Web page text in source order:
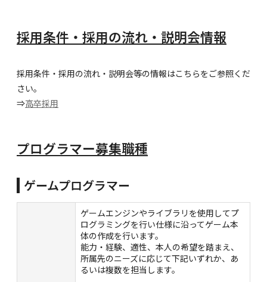
採用条件・採用の流れ・説明会情報
採用条件・採用の流れ・説明会等の情報はこちらをご参照くだ
さい。
⇒高卒採用
プログラマー募集職種
ゲームプログラマー
ゲームエンジンやライブラリを使用してプ
ログラミングを行い仕様に沿ってゲーム本
体の作成を行います。
能力・経験、適性、本人の希望を踏まえ、
所属先のニーズに応じて下記いずれか、あ
るいは複数を担当します。